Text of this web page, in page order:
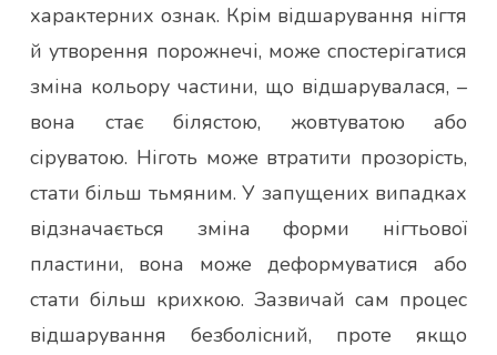
характерних ознак. Крім відшарування нігтя
й утворення порожнечі, може спостерігатися
зміна кольору частини, що відшарувалася, –
вона стає білястою, жовтуватою або
сіруватою. Ніготь може втратити прозорість,
стати більш тьмяним. У запущених випадках
відзначається зміна форми нігтьової
пластини, вона може деформуватися або
стати більш крихкою. Зазвичай сам процес
відшарування безболісний, проте якщо